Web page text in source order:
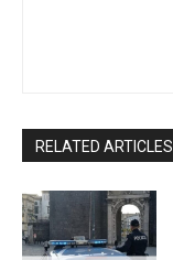
RELATED ARTICLES